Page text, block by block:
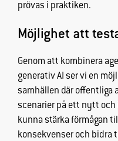
prövas i praktiken.
Möjlighet att
Genom att kombinera
generativ AI ser vi en
samhällen där offentliga
scenarier på ett nytt
kunna stärka förmågan
konsekvenser och bidra